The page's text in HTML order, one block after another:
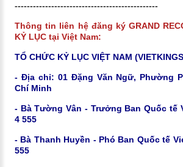
-----------------------------------------------
Thông tin liên hệ đăng ký GRAND
KỶ LỤC tại Việt Nam:
TỔ CHỨC KỶ LỤC VIỆT NAM
- Địa chỉ: 01 Đặng Văn Ngữ, Phường
Chí Minh
- Bà Tường Vân - Trưởng Ban Quốc tế
4 555
- Bà Thanh Huyền - Phó Ban Quốc tế
555